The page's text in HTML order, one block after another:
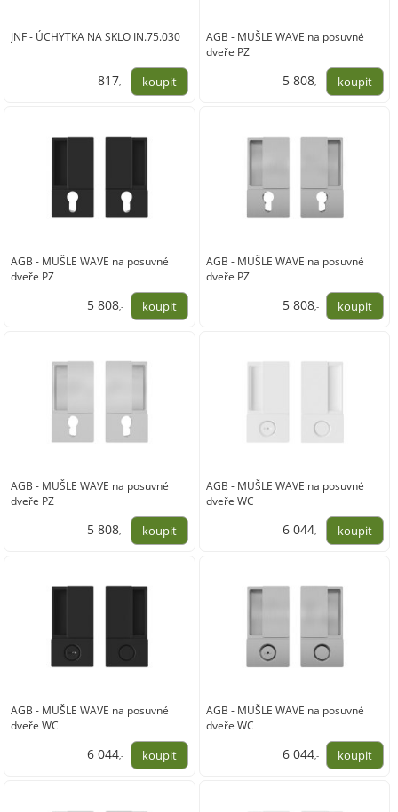
JNF - ÚCHYTKA NA SKLO IN.75.030
817,-
AGB - MUŠLE WAVE na posuvné
dveře PZ
5 808,-
AGB - MUŠLE WAVE na posuvné
dveře PZ
5 808,-
AGB - MUŠLE WAVE na posuvné
dveře PZ
5 808,-
AGB - MUŠLE WAVE na posuvné
dveře PZ
5 808,-
AGB - MUŠLE WAVE na posuvné
dveře WC
6 044,-
AGB - MUŠLE WAVE na posuvné
dveře WC
6 044,-
AGB - MUŠLE WAVE na posuvné
dveře WC
6 044,-